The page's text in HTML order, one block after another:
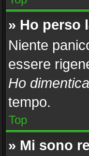
» Ho perso
Niente
essere
Ho
tempo.
Top
» Mi sono